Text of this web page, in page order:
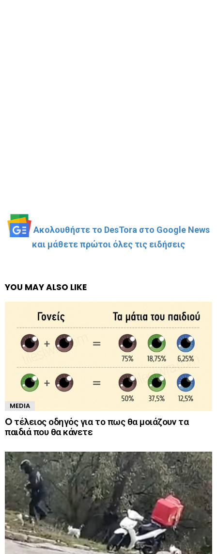
Ακολουθήστε το DesTora στο Google News
και μάθετε πρώτοι όλες τις ειδήσεις
YOU MAY ALSO LIKE
MEDIA
O τέλειος οδηγός για το πως θα μοιάζουν τα
παιδιά που θα κάνετε